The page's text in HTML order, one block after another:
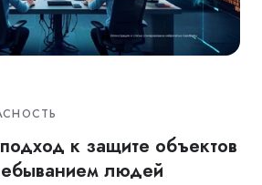
к защите объектов
людей